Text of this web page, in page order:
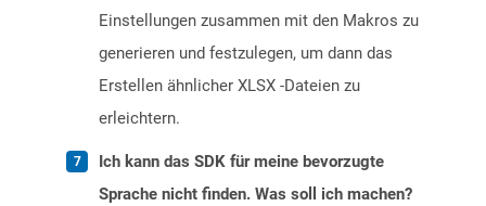
Einstellungen zusammen mit den Makros zu
generieren und festzulegen, um dann das
Erstellen ähnlicher XLSX -Dateien zu
erleichtern.
Ich kann das SDK für meine bevorzugte
Sprache nicht finden. Was soll ich machen?